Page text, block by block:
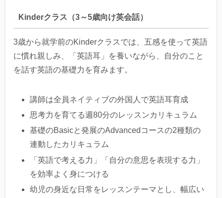
Kinderクラス（3～5歳向け英会話）
3歳から就学前のKinderクラスでは、五感を使って英語
に慣れ親しみ、「英語耳」を養いながら、自分のこと
を話す英語の基礎力を育みます。
講師は全員ネイティブの外国人で英語耳育成
思考力を育てる週80分のレッスンカリキュラム
基礎のBasicと発展のAdvancedコースの2種類の
連動したカリキュラム
「英語で考える力」「自分の意思を表現する力」
を効率よく身につける
幼児の身近な日常をレッスンテーマとし、幅広い